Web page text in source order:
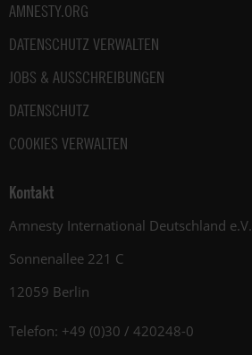
AMNESTY.ORG
DATENSCHUTZ VERWALTEN
JOBS & AUSSCHREIBUNGEN
DATENSCHUTZ
COOKIES VERWALTEN
Kontakt
Amnesty International Deutschland e.V.
Sonnenallee 221 C
12059 Berlin
Telefon: +49 (0)30 / 420248-0